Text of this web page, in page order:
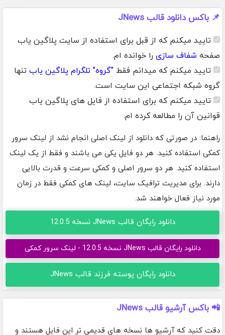
📌 باکس دانلود قالب JNews
تایید میکنم که از قبل برای استفاده از سایت پلاگین یاب
صفحه شفاف سازی را خوانده ام.
تایید میکنم که میدانم فقط "گروه" تلگرام پلاگین یاب تنها
گروه شبکه اجتماعی این سایت است.
تایید میکنم که برای استفاده از فایل های پلاگین یاب
قوانین آن را مطالعه کرده ام.
راهنما: در صورتی که دانلود از لینک اصلی انجام نشد از لینک سرور
کمکی استفاده کنید. هر دو فایل یکی می باشند و فقط از یک لینک
استفاده کنید. هر دو سرور اصلی و کمکی سرعت و قدرت بالایی
دارند. برای مدیریت ترافیک سایت، لینک های کمکی فقط در زمان
مورد نیاز فعال خواهند شد.
دانلود رایگان قالب JNews نسخه 12.0.5
دانلود رایگان قالب JNews نسخه 12.0.5 - لینک سرور کمکی
دانلود رایگان پوسته فرزند قالب JNews
📲 باکس آرشیو قالب JNews
دقت کنید که آرشیو ها نسخه های قدیمی تر این فایل هستند و